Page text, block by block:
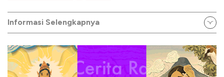
Informasi Selengkapnya